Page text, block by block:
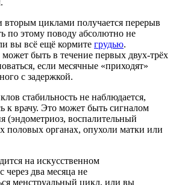
циклами получается перерыв
по этому поводу абсолютно не
вы всё ещё кормите грудью.
быть в течение первых двух-трёх
если месячные «приходят»
с задержкой.
стабильность не наблюдается,
к врачу. Это может быть сигналом
(эндометриоз, воспалительный
половых органах, опухоли матки или
на искусственном
через два месяца не
менструальный цикл, или вы